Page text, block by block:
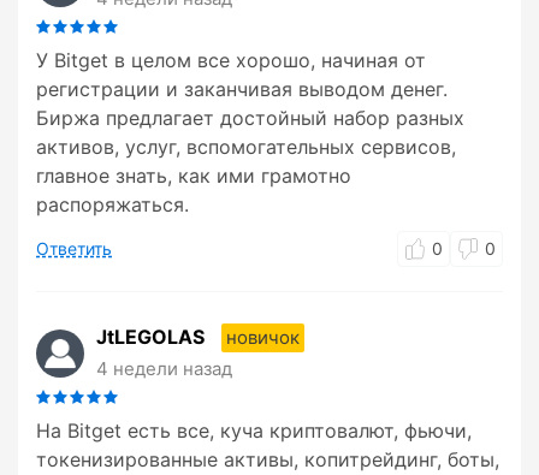
У Bitget в целом все хорошо, начиная от
регистрации и заканчивая выводом денег.
Биржа предлагает достойный набор разных
активов, услуг, вспомогательных сервисов,
главное знать, как ими грамотно
распоряжаться.
Ответить 0 0
JtLEGOLAS
новичок
4 недели назад
На Bitget есть все, куча криптовалют, фьючи,
токенизированные активы, копитрейдинг, боты,